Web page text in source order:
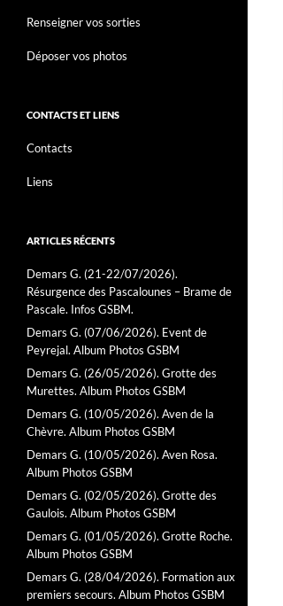
Renseigner vos sorties
Déposer vos photos
CONTACTS ET LIENS
Contacts
Liens
ARTICLES RÉCENTS
Demars G. (21-22/07/2026).
Résurgence des Pascalounes – Brame de
Pascale. Infos GSBM.
Demars G. (07/06/2026). Event de
Peyrejal. Album Photos GSBM
Demars G. (26/05/2026). Grotte des
Murettes. Album Photos GSBM
Demars G. (10/05/2026). Aven de la
Chèvre. Album Photos GSBM
Demars G. (10/05/2026). Aven Rosa.
Album Photos GSBM
Demars G. (02/05/2026). Grotte des
Gaulois. Album Photos GSBM
Demars G. (01/05/2026). Grotte Roche.
Album Photos GSBM
Demars G. (28/04/2026). Formation aux
premiers secours. Album Photos GSBM